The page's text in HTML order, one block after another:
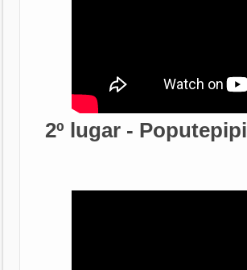
2º lugar -